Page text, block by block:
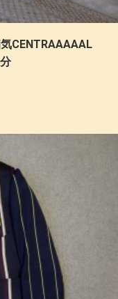
CENTRAAAAAL